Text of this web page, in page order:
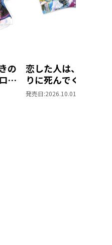
の
ー
恋した人は、妹の代
りに死んでくれと言
た。＠COMIC ポス
発売日:2026.10.01